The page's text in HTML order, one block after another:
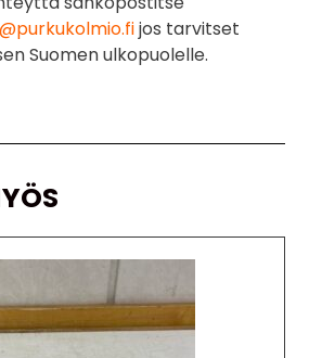
jos tarvitset
Suomen ulkopuolelle.